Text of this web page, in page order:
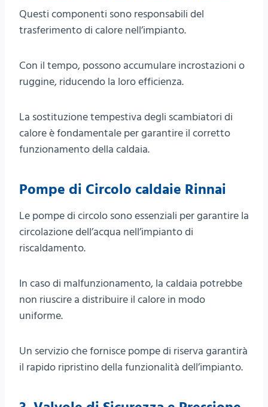
Questi componenti sono responsabili del
trasferimento di calore nell’impianto.
Con il tempo, possono accumulare incrostazioni o
ruggine, riducendo la loro efficienza.
La sostituzione tempestiva degli scambiatori di
calore è fondamentale per garantire il corretto
funzionamento della caldaia.
Pompe di Circolo caldaie Rinnai
Le pompe di circolo sono essenziali per garantire la
circolazione dell’acqua nell’impianto di
riscaldamento.
In caso di malfunzionamento, la caldaia potrebbe
non riuscire a distribuire il calore in modo
uniforme.
Un servizio che fornisce pompe di riserva garantirà
il rapido ripristino della funzionalità dell’impianto.